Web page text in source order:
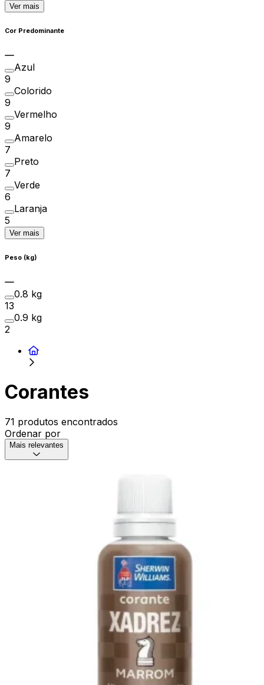
Ver mais
Cor Predominante
Azul
9
Colorido
9
Vermelho
9
Amarelo
7
Preto
7
Verde
6
Laranja
5
Ver mais
Peso (kg)
0.8 kg
13
0.9 kg
2
Corantes
71 produtos encontrados
Ordenar por
Mais relevantes